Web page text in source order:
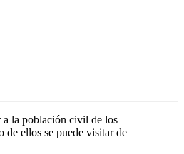
a la población civil de los
de ellos se puede visitar de